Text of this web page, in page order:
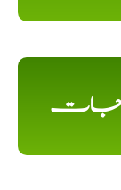
جات